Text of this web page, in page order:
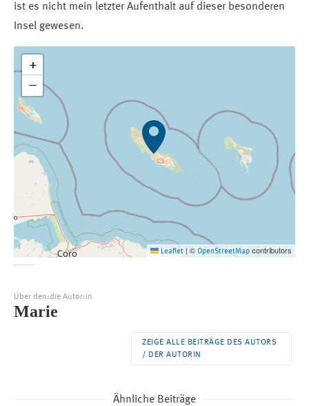
ist es nicht mein letzter Aufenthalt auf dieser besonderen
Insel gewesen.
+
−
Leaflet © OpenStreetMap contributors
Über den:die Autor:in
Marie
ZEIGE ALLE BEITRÄGE DES AUTORS
/ DER AUTORIN
Ähnliche Beiträge